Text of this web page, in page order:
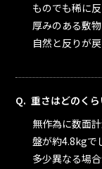
ものでも稀に
厚みのある敷
自然と反りが
重さはどのく
無作為に数面
盤が約4.8kgで
多少異なる場合